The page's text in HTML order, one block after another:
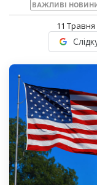
ВАЖЛИВІ НОВИНИ
11 Травня